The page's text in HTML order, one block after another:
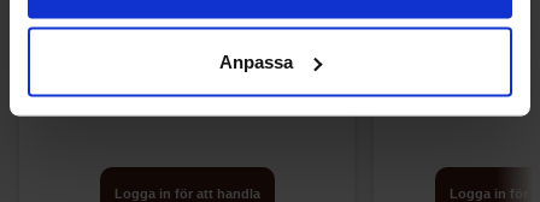
Anpassa
Twizzlers Strawberry 141g x 15st
Logga in för att handla
12st
Logga in för